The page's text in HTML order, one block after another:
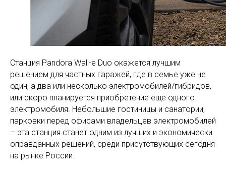
Станция Pandora Wall-e Duo окажется лучшим
решением для частных гаражей, где в семье уже не
один, а два или несколько электромобилей/гибридов,
или скоро планируется приобретение еще одного
электромобиля. Небольшие гостиницы и санатории,
парковки перед офисами владельцев электромобилей
– эта станция станет одним из лучших и экономически
оправданных решений, среди присутствующих сегодня
на рынке России.